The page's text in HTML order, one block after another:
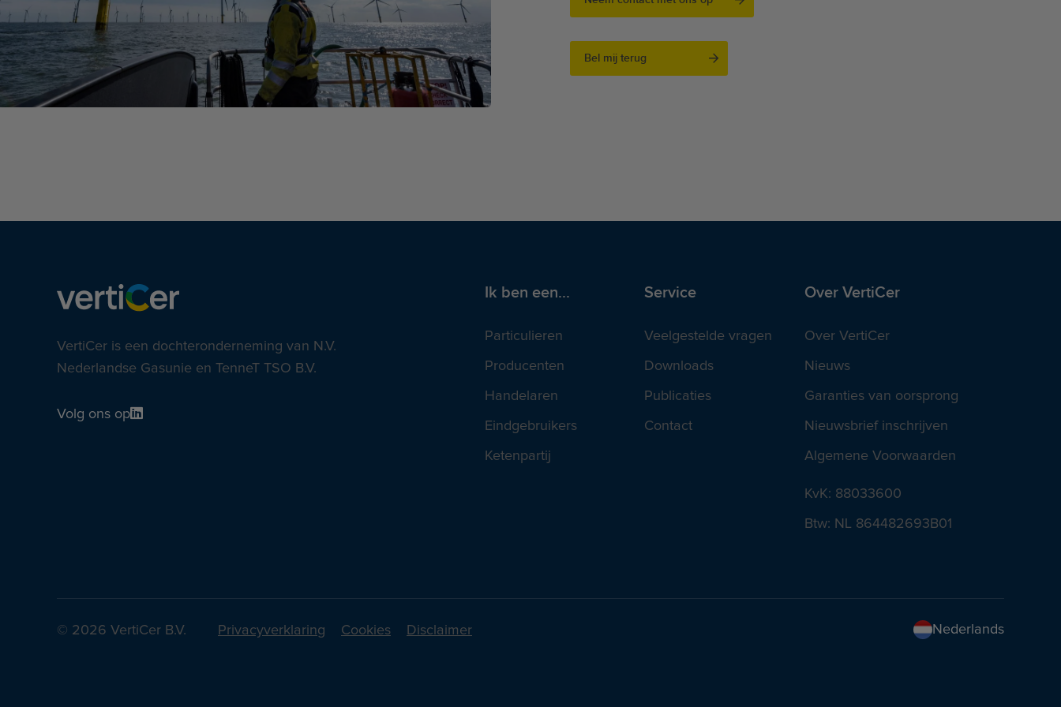
Bel mij terug
VertiCer is een dochteronderneming van N.V.
Nederlandse Gasunie en TenneT TSO B.V.
Volg ons op
Ik ben een...
Particulieren
Producenten
Handelaren
Eindgebruikers
Ketenpartij
Service
Veelgestelde vragen
Downloads
Publicaties
Contact
Over VertiCer
Over VertiCer
Nieuws
Garanties van oorsprong
Nieuwsbrief inschrijven
Algemene Voorwaarden
KvK: 88033600
Btw: NL 864482693B01
© 2026 VertiCer B.V. Privacyverklaring Cookies Disclaimer Nederlands